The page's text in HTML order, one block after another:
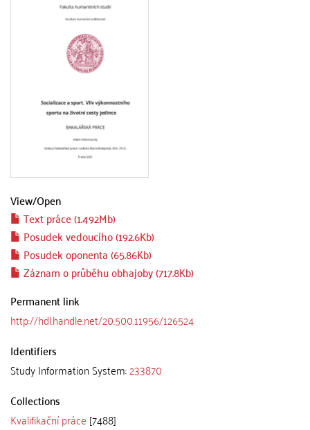
View/Open
Text práce (1.492Mb)
Posudek vedoucího (192.6Kb)
Posudek oponenta (65.86Kb)
Záznam o průběhu obhajoby (717.8Kb)
Permanent link
http://hdl.handle.net/20.500.11956/126524
Identifiers
Study Information System:233870
Collections
Kvalifikační práce [7488]